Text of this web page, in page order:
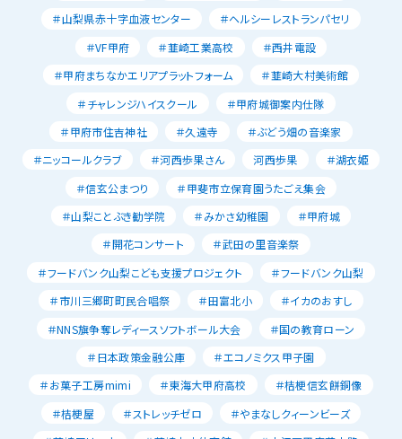
＃山梨県赤十字血液センター
＃ヘルシーレストランパセリ
＃VF甲府
＃韮崎工業高校
＃西井電設
＃甲府まちなかエリアプラットフォーム
＃韮崎大村美術館
＃チャレンジハイスクール
＃甲府城御案内仕隊
＃甲府市住吉神社
＃久遠寺
＃ぶどう畑の音楽家
＃ニッコールクラブ
＃河西歩果さん 河西歩果
＃湖衣姫
＃信玄公まつり
＃甲斐市立保育園うたごえ集会
＃山梨ことぶき勧学院
＃みかさ幼稚園
＃甲府城
＃開花コンサート
＃武田の里音楽祭
＃フードバンク山梨こども支援プロジェクト
＃フードバンク山梨
＃市川三郷町町民合唱祭
＃田富北小
＃イカのおすし
＃NNS旗争奪レディースソフトボール大会
＃国の教育ローン
＃日本政策金融公庫
＃エコノミクス甲子園
＃お菓子工房mimi
＃東海大甲府高校
＃桔梗信玄餅銅像
＃桔梗屋
＃ストレッチゼロ
＃やまなしクィーンビーズ